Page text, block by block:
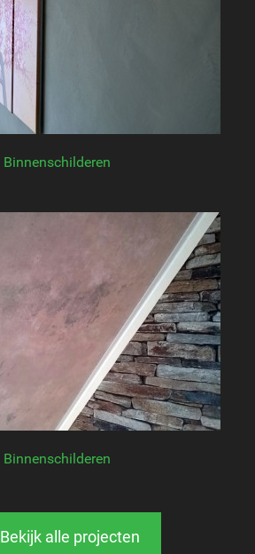
Binnenschilderen
Binnenschilderen
Bekijk alle projecten